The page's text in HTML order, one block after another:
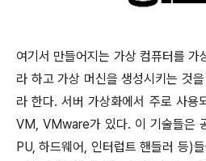
여기서 만들어지는 가상 컴퓨터를
라 하고 가상 머신을 생성시키는 것
라 한다. 서버 가상화에서 주로 사용
VM, VMware가 있다. 이 기술들은
PU, 하드웨어, 인터럽트 핸들러 등)